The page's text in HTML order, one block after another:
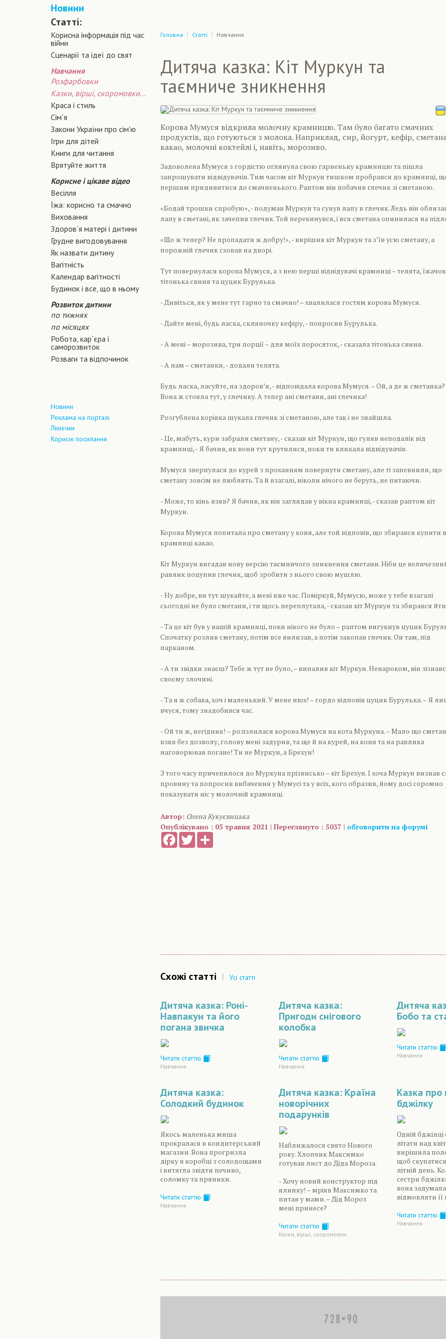
Новини
Статті:
Корисна інформація під час
війни
Сценарiї та iдеї до свят
Навчання
Розфарбовки
Казки, вірші, скоромовки...
Краса і стиль
Сiм´я
Закони України про сiм'ю
Ігри для дітей
Книги для читання
Врятуйте життя
Корисне і цікаве відео
Весілля
Їжа: корисно та смачно
Виховання
Здоров´я матері і дитини
Грудне вигодовування
Як назвати дитину
Вагiтнiсть
Календар вагітності
Будинок і все, що в ньому
Розвиток дитини
по тижнях
по місяцях
Робота, кар´єра і
саморозвиток
Розваги та відпочинок
Новини
Реклама на порталі
Лінієчки
Корисні посилання
Головна Статті Навчання
Дитяча казка: Кіт Муркун та
таємниче зникнення
Корова Мумуся відкрила молочну крамницю. Там було багато смачних
продуктів, що готуються з молока. Наприклад, сир, йогурт, кефір,
какао, молочні коктейлі і, навіть, морозиво.
Задоволена Мумуся з гордістю оглянула свою гарненьку крамницю та пішла
запрошувати відвідувачів. Тим часом кіт Муркун тишком пробрався до крамниці,
першим придивитися до смачненького. Раптом він побачив глечик зі сметаною.
«Бодай трошки спробую», - подумав Муркун та сунув лапу в глечик. Ледь він
лапу в сметані, як зачепив глечик. Той перекинувся, і вся сметана опинилася на
«Що ж тепер? Не пропадати ж добру!», - вирішив кіт Муркун та з’їв усю сметану, а
порожній глечик сховав на дворі.
Тут повернулася корова Мумуся, а з нею перші відвідувачі крамниці – телята,
тітонька свиня та цуцик Бурулька.
- Дивіться, як у мене тут гарно та смачно! – хвалилася гостям корова Мумуся.
- Дайте мені, будь ласка, скляночку кефіру, - попросив Бурулька.
- А мені – морозива, три порції – для моїх поросяток, - сказала тітонька свиня.
- А нам – сметанки, - додали телята.
Будь ласка, ласуйте, на здоров’я, - відповідала корова Мумуся. – Ой, а де ж сметанка?
Вона ж стояла тут, у глечику. А тепер ані сметани, ані глечика!
Розгублена корівка шукала глечик зі сметаною, але так і не знайшла.
- Це, мабуть, кури забрали сметану, - сказав кіт Муркун, що гуляв неподалік від
крамниці, - Я бачив, як вони тут крутилися, поки ти кликала відвідувачів.
Мумуся звернулася до курей з проханням повернути сметану, але ті запевнили, що
сметану зовсім не люблять. Та й взагалі, ніколи нічого не беруть, не питаючи.
- Може, то кінь взяв? Я бачив, як він заглядав у вікна крамниці, - сказав раптом кіт
Муркун.
Корова Мумуся попитала про сметану у коня, але той відповів, що збирався купити в
крамниці какао.
Кіт Муркун вигадав нову версію таємничого зникнення сметани. Ніби це
равлик поцупив глечик, щоб зробити з нього свою мушлю.
- Ну добре, ви тут шукайте, а мені вже час. Поміркуй, Мумусю, може у тебе взагалі
сьогодні не було сметани, і ти щось переплутала, - сказав кіт Муркун та збирався
- Та це кіт був у вашій крамниці, поки нікого не було – раптом вигукнув цуцик
Спочатку розлив сметану, потім все вилизав, а потім закопав глечик. Он там, під
парканом.
- А ти звідки знаєш? Тебе ж тут не було, – випалив кіт Муркун. Ненароком, він
своєму злочині.
- Та я ж собака, хоч і маленький. У мене нюх! – гордо відповів цуцик Бурулька. – Я
вчуся, тому знадобився час.
- Ой ти ж, негідник! – розізлилася корова Мумуся на кота Муркуна. – Мало що
взяв без дозволу, голову мені задурив, та ще й на курей, на коня та на равлика
наговорював погане! Ти не Муркун, а Брехун!
З того часу причепилося до Муркуна прізвисько – кіт Брехун. І хоча Муркун визнав
провину та попросив вибачення у Мумусі та у всіх, кого образив, йому досі соромно
показувати ніс у молочній крамниці.
Автор: Олена Кукуєвицька
Опублікувано : 05 травня 2021 | Переглянуто : 5037 | обговорити на форумі
FacebookTwitter
Схожі статті | Усі статті
Дитяча казка: Роні-
Навпакун та його
погана звичка
Читати статтю
Навчання
Дитяча казка:
Пригоди снігового
колобка
Читати статтю
Навчання
Дитяча
Бобо та
Читати статтю
Навчання
Дитяча казка:
Солодкий будинок
Якось маленька миша
прокралася в кондитерський
магазин. Вона прогризла
дірку в коробці з солодощами
і витягла звідти печиво,
соломку та пряники.
Читати статтю
Навчання
Дитяча казка: Країна
новорічних
подарунків
Наближалося свято Нового
року. Хлопчик Максимко
готував лист до Діда Мороза.
- Хочу новий конструктор під
ялинку! – мріяв Максимко та
питав у мами. – Дід Мороз
мені принесе?
Читати статтю
Казки, вірші, скоромовки...
Казка про
бджілку
Одній
літати над
вирішила
щоб
літній день.
сестри
вона
відмовляти її
Читати статтю
Навчання